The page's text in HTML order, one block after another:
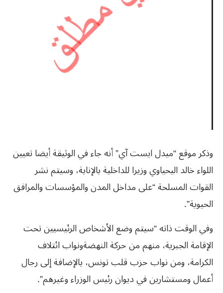
وذكر موقع “ميدل ايست آي” أنه جاء في الوثيقة أيضا تعيين
اللواء خالد اليحياوي وزيرا للداخلية بالإنابة، وسيتم نشر
القوات المسلحة “على مداخل المدن والمؤسسات والمرافق
الحيوية”.
وفي الوقت ذاته “سيتم وضع الأشخاص الرئيسيين تحت
الإقامة الجبرية، منهم من حركة النهضةونواب ائتلاف
الكرامة، ومن نواب حزب قلب تونس، بالإضافة إلى رجال
أعمال ومستشارين في ديوان رئيس الوزراء وغيرهم”.